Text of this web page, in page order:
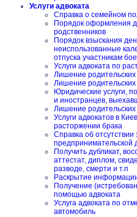
Услуги адвоката
Справка о семейном
Порядок оформления
родственников
Порядок взыскания
неиспользованные
отпуска участникам
Услуги адвоката по
Лишение
Лишение
Юридические услуги,
и иностранцев,
Лишение
Услуги адвокатов в
расторжении брака
Справка об
предпринимательской
Получить дубликат,
аттестат, диплом,
разводе, смерти и т.п
Раскрытие
Получение
помощью адвоката
Услуга адвоката по
автомобиль